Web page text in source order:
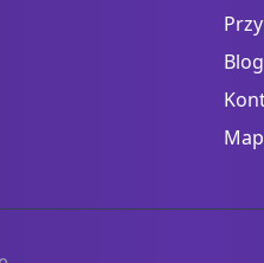
Blog